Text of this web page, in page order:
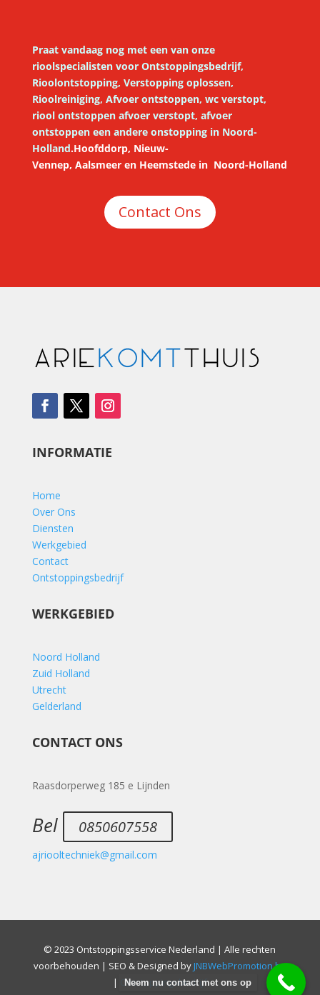
Praat vandaag nog met een van onze
rioolspecialisten voor Ontstoppingsbedrijf,
Rioolontstopping, Verstopping oplossen,
Rioolreiniging, Afvoer ontstoppen, wc verstopt,
riool ontstoppen afvoer verstopt, afvoer
ontstoppen een andere onstopping in Noord-
Holland.Hoofddorp, Nieuw-
Vennep, Aalsmeeren Heemstedein Noord-Holland
Contact Ons
INFORMATIE
Home
Over Ons
Diensten
Werkgebied
Contact
Ontstoppingsbedrijf
WERKGEBIED
Noord Holland
Zuid Holland
Utrecht
Gelderland
CONTACT ONS
Raasdorperweg 185 e Lijnden
Bel 0850607558
ajriooltechniek@gmail.com
© 2023 Ontstoppingsservice Nederland | Alle rechten
voorbehouden | SEO & Designed byJNBWebPromotion.be
|
Ontstoppingsbedrijf
Neem nu contact met ons op